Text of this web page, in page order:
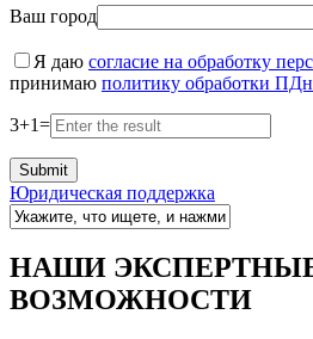
Ваш город
Я даю согласие на обработку
принимаю политику обработки
3+1=
Юридическая поддержка
НАШИ
ВОЗМОЖНОСТИ